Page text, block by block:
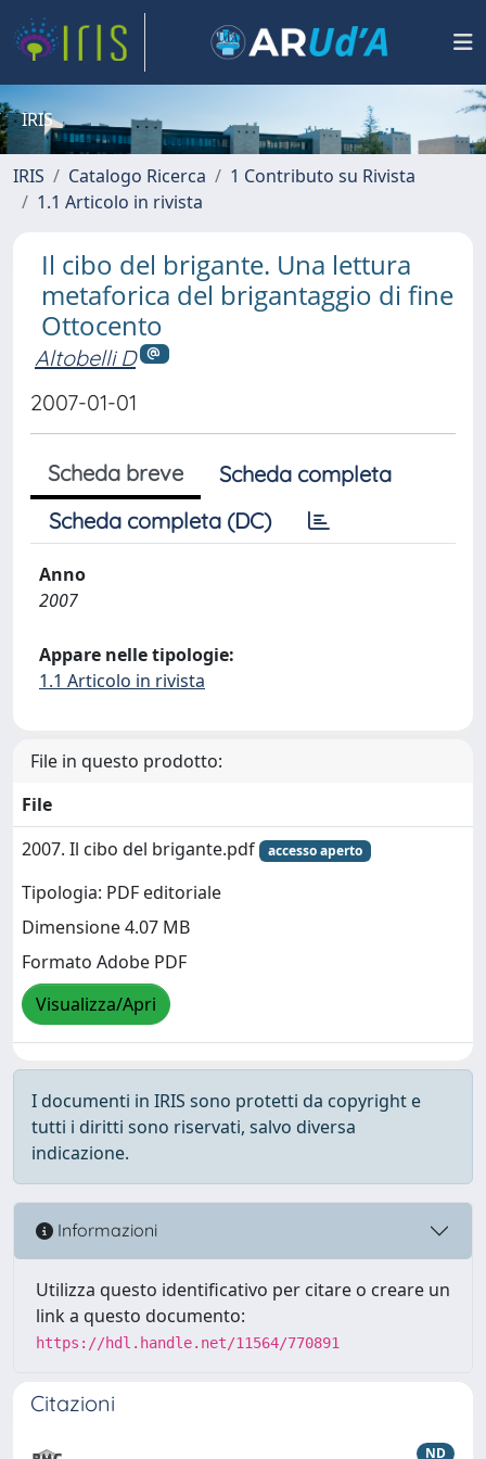
IRIS
IRIS Catalogo Ricerca
1 Contributo su Rivista
1.1 Articolo in rivista
Il cibo del brigante. Una lettura
metaforica del brigantaggio di fine
Ottocento
Altobelli D
2007-01-01
Scheda breve
Scheda completa
Scheda completa (DC)
Anno
2007
Appare nelle tipologie:
1.1 Articolo in rivista
File in questo prodotto:
File
2007. Il cibo del brigante.pdf
accesso aperto
Tipologia: PDF editoriale
Dimensione 4.07 MB
Formato Adobe PDF
Visualizza/Apri
I documenti in IRIS sono protetti da copyright e
tutti i diritti sono riservati, salvo diversa
indicazione.
Informazioni
Utilizza questo identificativo per citare o creare un
link a questo documento:
https://hdl.handle.net/11564/770891
Citazioni
ND